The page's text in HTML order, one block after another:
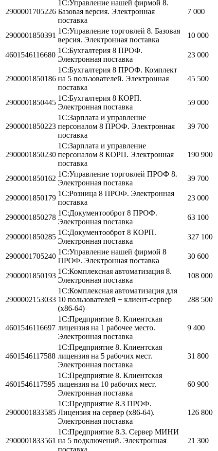
2900001705226
1С:Управление нашей фирмой 8.
Базовая версия. Электронная
поставка
7 000
2900001850391
1С:Управление торговлей 8. Базовая
версия. Электронная поставка
10 000
4601546116680
1С:Бухгалтерия 8 ПРОФ.
Электронная поставка
23 000
2900001850186
1С:Бухгалтерия 8 ПРОФ. Комплект
на 5 пользователей. Электронная
поставка
45 500
2900001850445
1С:Бухгалтерия 8 КОРП.
Электронная поставка
59 000
2900001850223
1С:Зарплата и управление
персоналом 8 ПРОФ. Электронная
поставка
39 700
2900001850230
1С:Зарплата и управление
персоналом 8 КОРП. Электронная
поставка
190 900
2900001850162
1С:Управление торговлей ПРОФ 8.
Электронная поставка
39 700
2900001850179
1С:Розница 8 ПРОФ. Электронная
поставка
23 000
2900001850278
1С:Документооброт 8 ПРОФ.
Электронная поставка
63 100
2900001850285
1С:Документооброт 8 КОРП.
Электронная поставка
327 100
2900001705240
1С:Управление нашей фирмой 8
ПРОФ. Электронная поставка
30 600
2900001850193
1С:Комплексная автоматизация 8.
Электронная поставка
108 000
2900002153033
1С:Комплексная автоматизация для
10 пользователей + клиент-сервер
(x86-64)
288 500
4601546116697
1С:Предприятие 8. Клиентская
лицензия на 1 рабочее место.
Электронная поставка
9 400
4601546117588
1С:Предприятие 8. Клиентская
лицензия на 5 рабочих мест.
Электронная поставка
31 800
4601546117595
1С:Предприятие 8. Клиентская
лицензия на 10 рабочих мест.
Электронная поставка
60 900
2900001833585
1С:Предприятие 8.3 ПРОФ.
Лицензия на сервер (x86-64).
Электронная поставка
126 800
2900001833561
1С:Предприятие 8.3. Сервер МИНИ
на 5 подключений. Электронная
поставка
21 300